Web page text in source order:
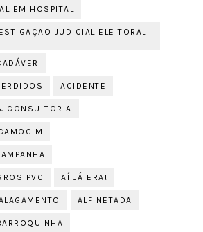
EM HOSPITAL
JUDICIAL ELEITORAL
ACIDENTE
CONSULTORIA
PVC AÍ JÁ ERA!
ALFINETADA